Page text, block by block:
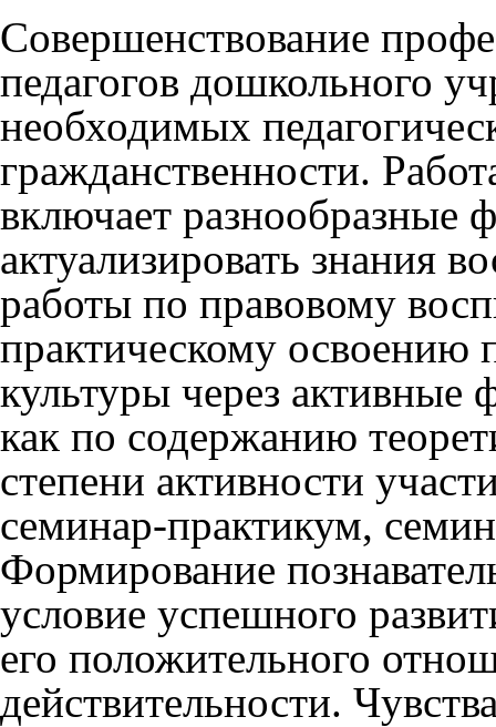
Совершенствование
педагогов дошкольного
необходимых
гражданственности.
включает
актуализировать знания
работы по правовому
практическому освоению
культуры через
как по содержанию
степени активности
семинар-практикум,
Формирование
условие успешного
его положительного
действительности.